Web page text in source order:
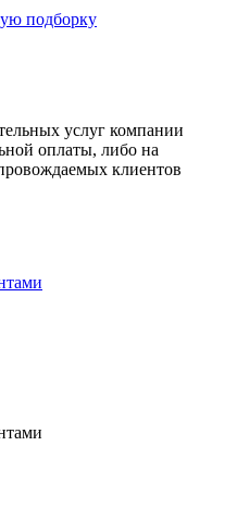
подборку
услуг компании
оплаты, либо на
клиентов